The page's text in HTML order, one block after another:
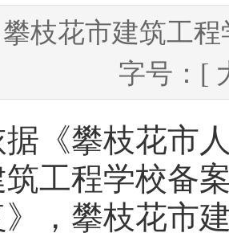
攀枝花市建筑工程
字号：[
攀枝花市人
工程学校备
，攀枝花市